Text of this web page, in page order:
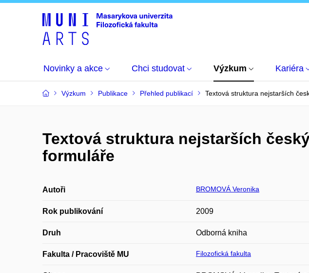
Novinky a akce Chci studovat Výzkum Kariéra
Výzkum Publikace Přehled publikací Textová struktura nejstarších
Textová struktura nejstarších
formuláře
Autoři BROMOVÁ Veronika
Rok publikování 2009
Druh Odborná kniha
Fakulta / Pracoviště MU Filozofická fakulta